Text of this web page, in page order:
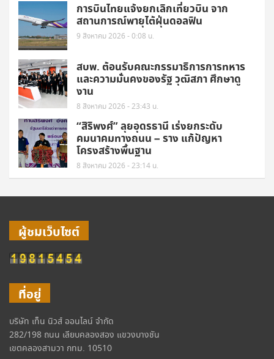
การบินไทยแจ้งยกเลิกเที่ยวบิน จาก
สถานการณ์พายุไต้ฝุ่นดอลฟิน
9 สิงหาคม 2026 - 0:08 น.
สบพ. ต้อนรับคณะกรรมาธิการการทหาร
และความมั่นคงของรัฐ วุฒิสภา ศึกษาดู
งาน
8 สิงหาคม 2026 - 23:43 น.
“สิริพงศ์” ลุยอุดรธานี เร่งยกระดับ
คมนาคมทางถนน – ราง แก้ปัญหา
โครงสร้างพื้นฐาน
8 สิงหาคม 2026 - 23:14 น.
ผู้ชมเว็บไซต์
ที่อยู่
บริษัท เท็น นิวส์ ออนไลน์ จำกัด
282/198 ถนน เลียบคลองสอง แขวงบางชัน
เขตคลองสามวา กทม. 10510